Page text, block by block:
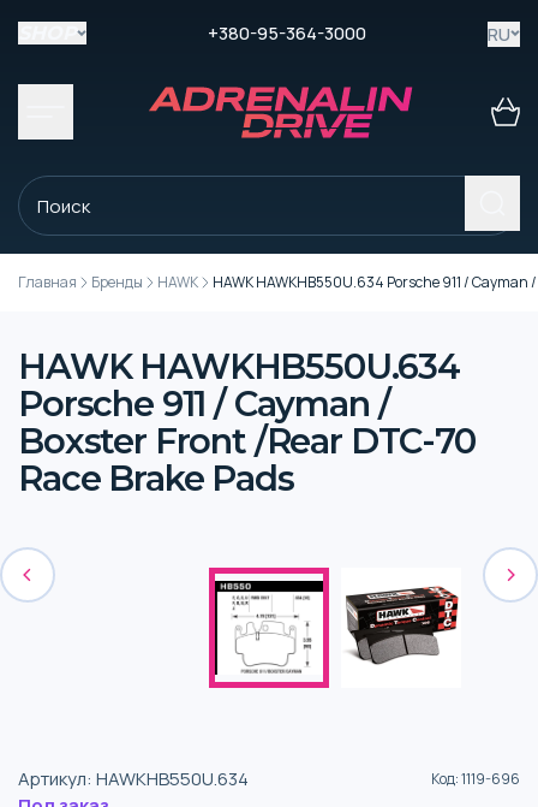
+380-95-364-3000 RU
Главная Бренды HAWK HAWK HAWKHB550U.634 Porsche 911 /
HAWK HAWKHB550U.634
Porsche 911 / Cayman /
Boxster Front /Rear DTC-70
Race Brake Pads
Артикул: HAWKHB550U.634 Код:1119-696